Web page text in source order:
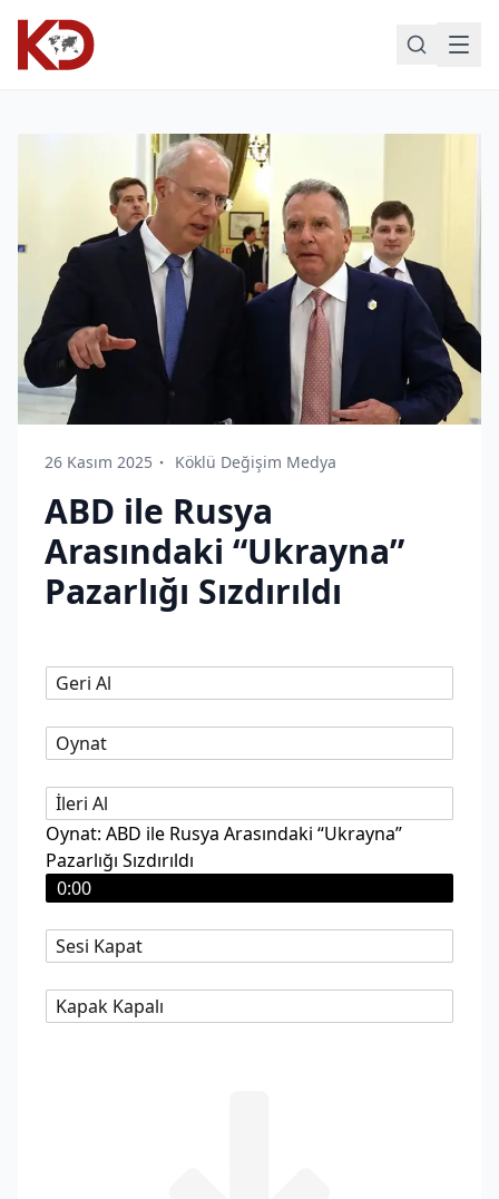
26 Kasım 2025 Köklü Değişim Medya
ABD ile Rusya
Arasındaki “Ukrayna”
Pazarlığı Sızdırıldı
Geri Al
Oynat
İleri Al
Oynat: ABD ile Rusya Arasındaki “Ukrayna”
Pazarlığı Sızdırıldı
0:00
Sesi Kapat
Kapak Kapalı